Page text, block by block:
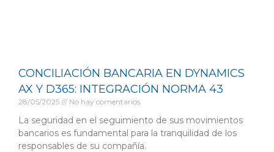
CONCILIACIÓN BANCARIA EN DYNAMICS
AX Y D365: INTEGRACIÓN NORMA 43
28/05/2025 No hay comentarios
La seguridad en el seguimiento de sus movimientos
bancarios es fundamental para la tranquilidad de los
responsables de su compañía.